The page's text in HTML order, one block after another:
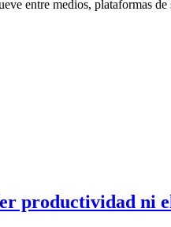
entre medios, plataformas de
productividad ni